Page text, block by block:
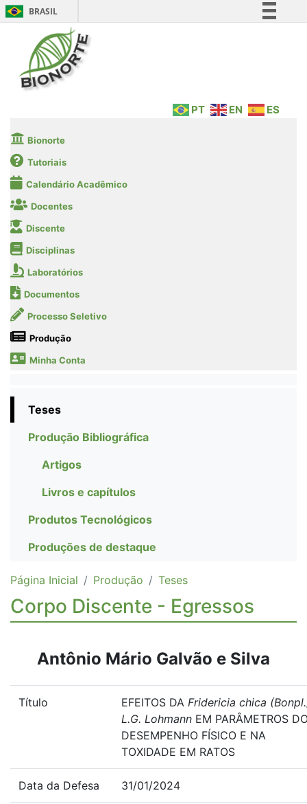
BRASIL
Legislação
PT EN ES
Bionorte
Tutoriais
Calendário Acadêmico
Docentes
Discente
Disciplinas
Laboratórios
Documentos
Processo Seletivo
Produção
Minha Conta
Teses
Produção Bibliográfica
Artigos
Livros e capítulos
Produtos Tecnológicos
Produções de destaque
Página Inicial Produção Teses
Corpo Discente - Egressos
Antônio Mário Galvão e Silva
Título EFEITOS DA Fridericia chica
L.G. Lohmann EM PARÂMETROS
DESEMPENHO FÍSICO E NA
TOXIDADE EM RATOS
Data da Defesa 31/01/2024